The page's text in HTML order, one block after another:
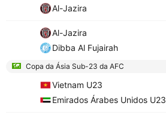
Al-Jazira
Al-Jazira
Dibba Al Fujairah
Copa da Ásia Sub-23 da AFC
Vietnam U23
Emirados Árabes Unidos U23